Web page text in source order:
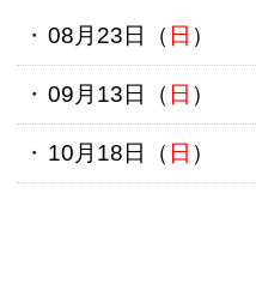
08月23日（ 日 ）
09月13日（ 日 ）
10月18日（ 日 ）